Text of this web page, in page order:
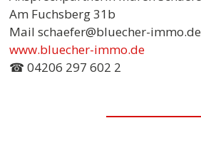
Am Fuchsberg 31b
Mail schaefer@bluecher-immo.de
www.bluecher-immo.de
☎ 04206 297 602 2